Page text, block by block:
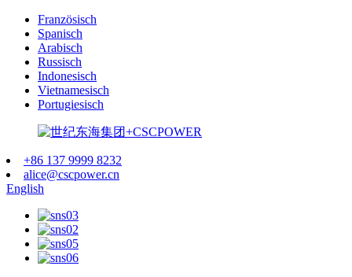
Französisch
Spanisch
Arabisch
Russisch
Indonesisch
Vietnamesisch
Portugiesisch
+86 137 9999 8232
alice@cscpower.cn
English